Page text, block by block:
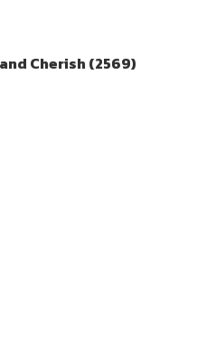
Cherish (2569)